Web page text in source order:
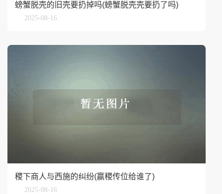
螃蟹脱壳的旧壳要扔掉吗(螃蟹脱壳壳要扔了吗)
2025-08-16
稷下商人与西施的纠纷(赢稷传位给谁了)
2025-08-16